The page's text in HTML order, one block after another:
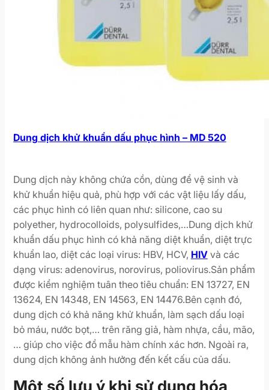
Dung dịch khử khuẩn dấu phục hình – MD 520
Dung dịch này không chứa cồn, dùng để vệ sinh và
khử khuẩn hiệu quả, phù hợp với các vật liệu lấy dấu,
các phục hình có liên quan như: silicone, cao su
polyether, hydrocolloids, polysulfides,…Dung dịch khử
khuẩn dấu phục hình có khả năng diệt khuẩn, diệt trực
khuẩn lao, diệt các loại virus: HBV, HCV, HIVvà các
dạng virus: adenovirus, norovirus, poliovirus.Sản phẩm
được kiểm nghiệm tuân theo tiêu chuẩn: EN 13727, EN
13624, EN 14348, EN 14563, EN 14476.Bên cạnh đó,
dung dịch có khả năng khử khuẩn, làm sạch dấu loại
bỏ máu, nước bọt,… trên răng giả, hàm nhựa, cầu, mão,
… giúp cho việc đổ mẫu hàm chính xác hơn. Ngoài ra,
dung dịch không ảnh hưởng đến kết cấu của dấu.
Một số lưu ý khi sử dụng hóa